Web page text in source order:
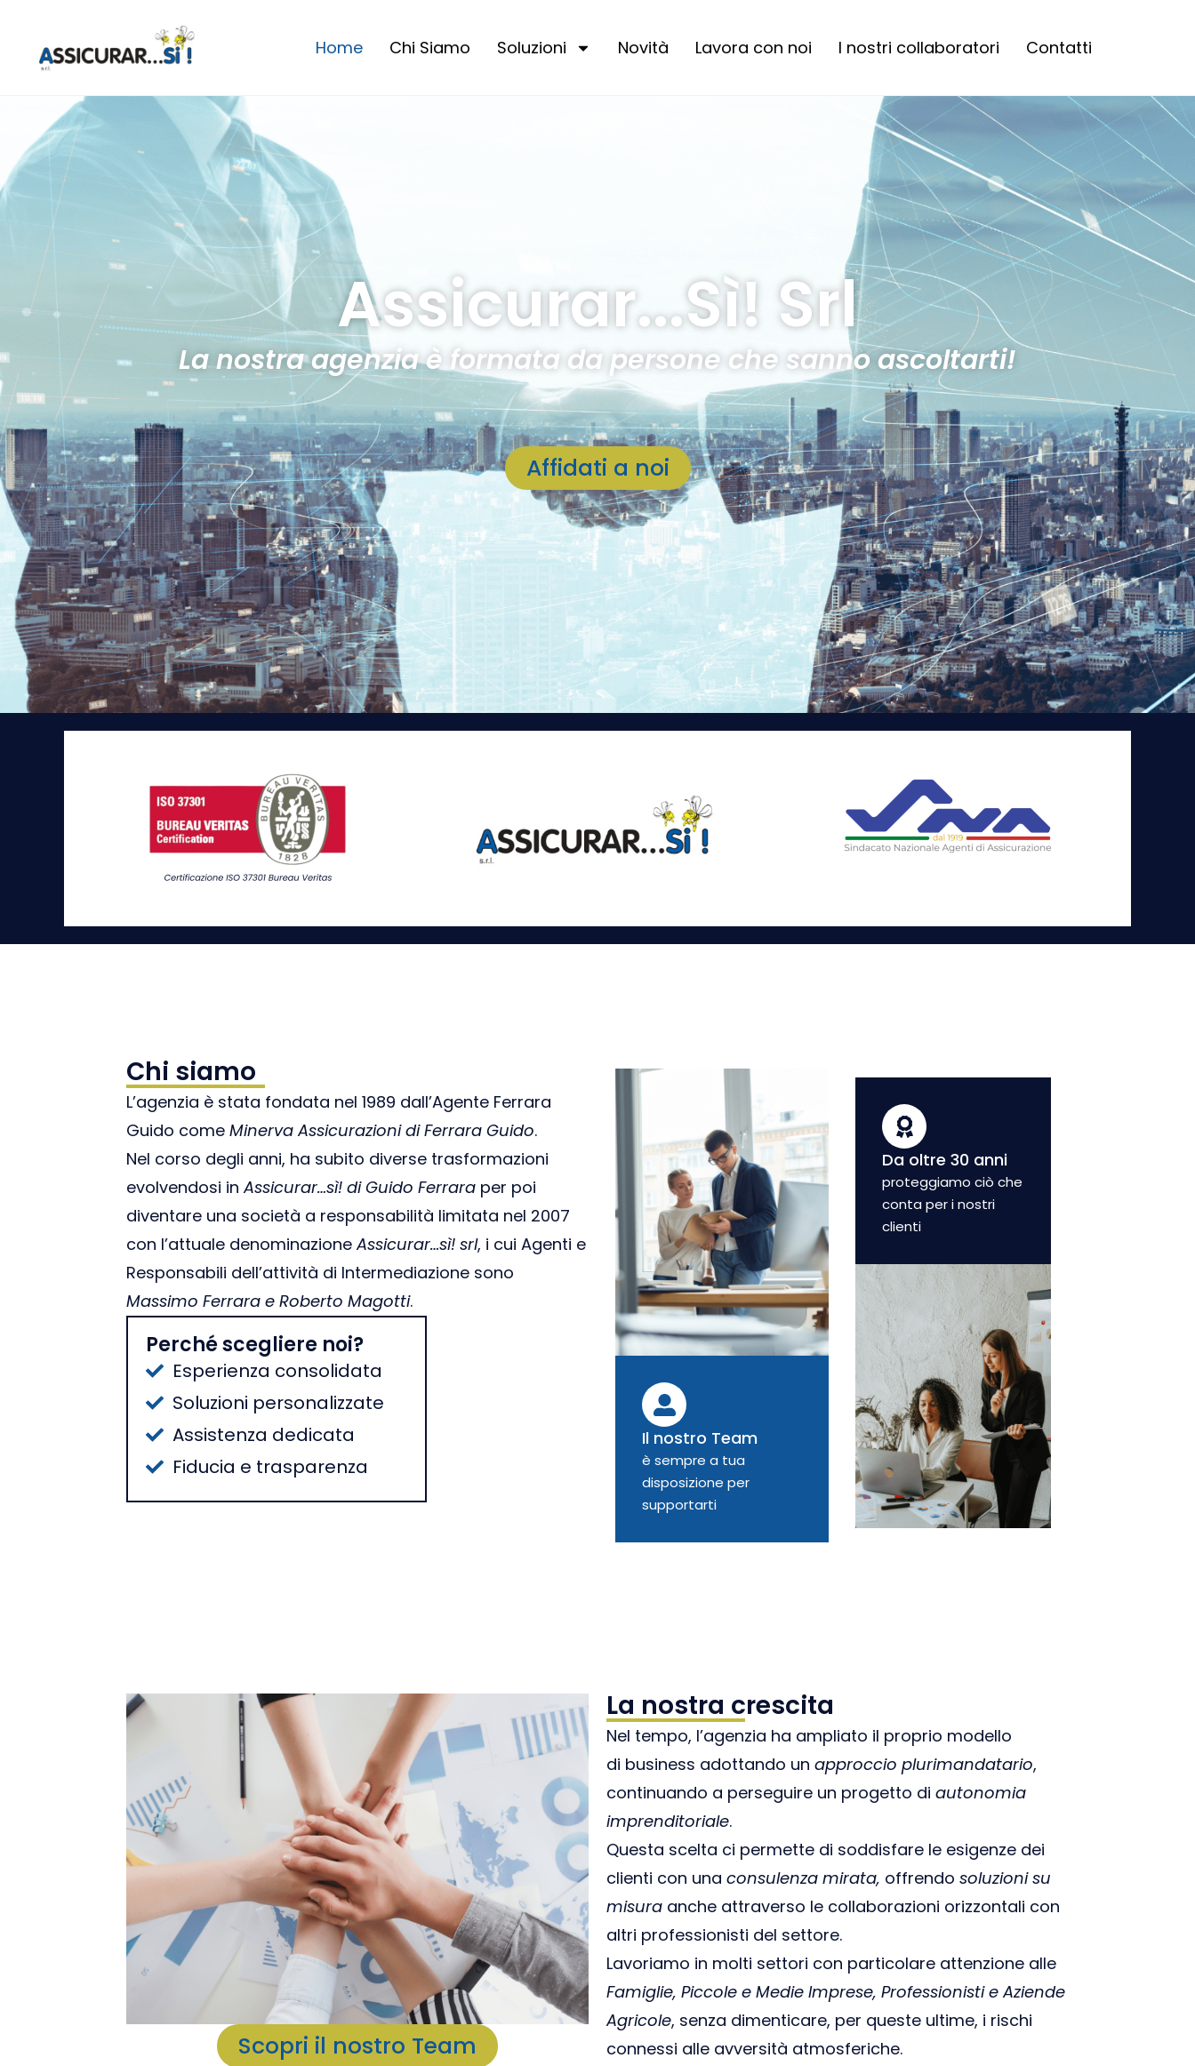
Home Chi Siamo Soluzioni Novità Lavora con noi I nostri collaboratori Contatti
Assicurar...Sì! Srl
La nostra agenzia è formata da persone che sanno ascoltarti!
Affidati a noi
Chi siamo
L’agenzia è stata fondata nel 1989 dall’Agente Ferrara
Guido come Minerva Assicurazioni di Ferrara Guido.
Nel corso degli anni, ha subito diverse trasformazioni
evolvendosi inAssicurar…sì! di Guido Ferrara per poi
diventare una società a responsabilità limitata nel 2007
con l’attuale denominazioneAssicurar…sì! srl, i cui Agenti e
Responsabili dell’attività di Intermediazione sono
Massimo Ferrara e Roberto Magotti.
Perché scegliere noi?
Esperienza consolidata
Soluzioni personalizzate
Assistenza dedicata
Fiducia e trasparenza
Il nostro Team
è sempre a tua
disposizione per
supportarti
Da oltre 30 anni
proteggiamo ciò che
conta per i nostri
clienti
La nostra crescita
Nel tempo, l’agenzia ha ampliato il proprio modello
di business adottando un approccio plurimandatario,
continuando a perseguire un progetto di autonomia
imprenditoriale.
Questa scelta ci permette di soddisfare le esigenze dei
clienti con una consulenza mirata, offrendo soluzioni su
misura anche attraverso le collaborazioni orizzontali con
altri professionisti del settore.
Lavoriamo in molti settori con particolare attenzione alle
Famiglie, Piccole e Medie Imprese, Professionisti e Aziende
Agricole, senza dimenticare, per queste ultime, i rischi
connessi alle avversità atmosferiche.
Scopri il nostro Team